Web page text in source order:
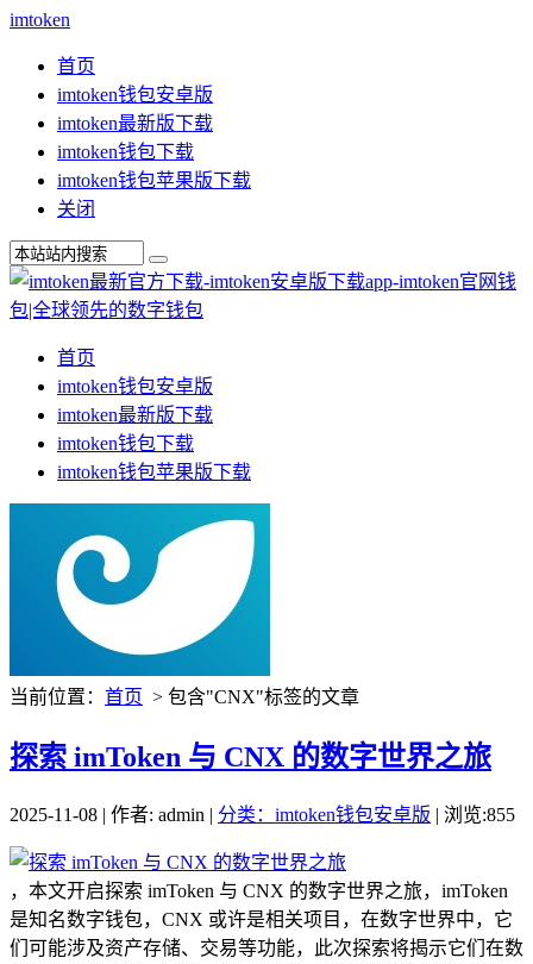
imtoken
首页
imtoken钱包安卓版
imtoken最新版下载
imtoken钱包下载
imtoken钱包苹果版下载
关闭
首页
imtoken钱包安卓版
imtoken最新版下载
imtoken钱包下载
imtoken钱包苹果版下载
当前位置： 首页 > 包含"CNX"标签的文章
探索 imToken 与 CNX 的数字世界之旅
2025-11-08 | 作者: admin | 分类：imtoken钱包安卓版 | 浏览:855
，本文开启探索 imToken 与 CNX 的数字世界之旅，imToken
是知名数字钱包，CNX 或许是相关项目，在数字世界中，它
们可能涉及资产存储、交易等功能，此次探索将揭示它们在数